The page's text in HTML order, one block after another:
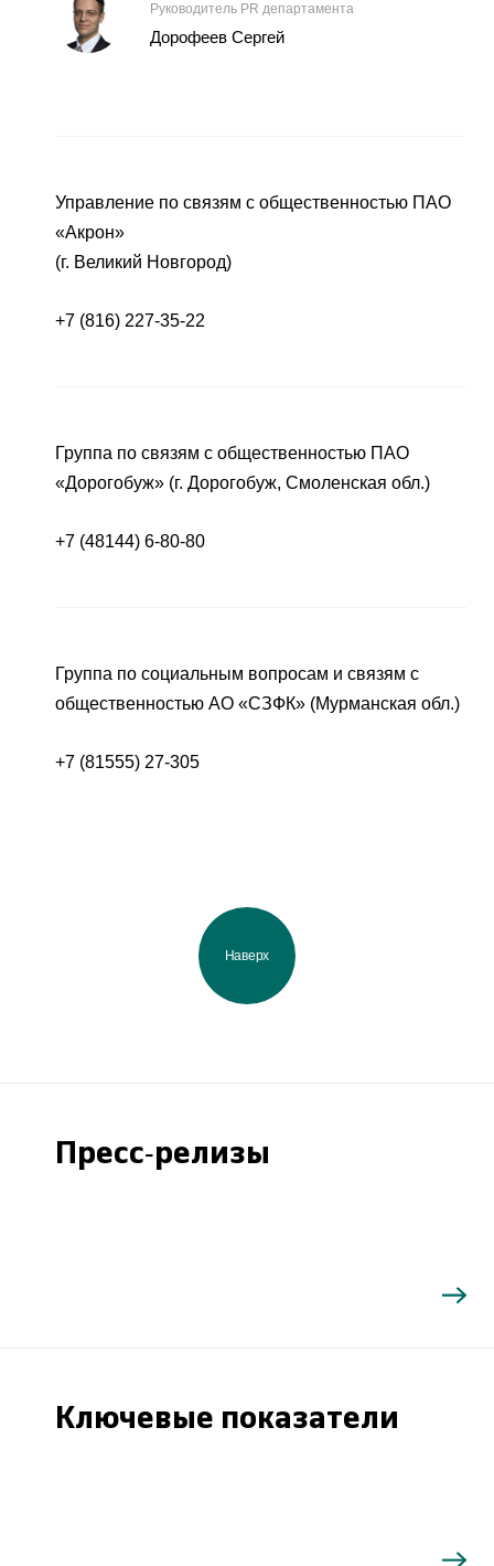
Руководитель PR департамента
Дорофеев Сергей
Управление по связям с общественностью ПАО
«Акрон»
(г. Великий Новгород)
+7 (816) 227-35-22
Группа по связям с общественностью ПАО
«Дорогобуж» (г. Дорогобуж, Смоленская обл.)
+7 (48144) 6-80-80
Группа по социальным вопросам и связям с
общественностью АО «СЗФК» (Мурманская обл.)
+7 (81555) 27-305
Наверх
Пресс-релизы
Ключевые показатели